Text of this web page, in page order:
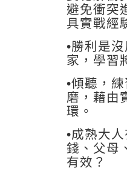
避免衝突
具實戰經
•勝利是
家，學習
•傾聽，
磨，藉由
環 。
•成熟大
錢、父母
有效？